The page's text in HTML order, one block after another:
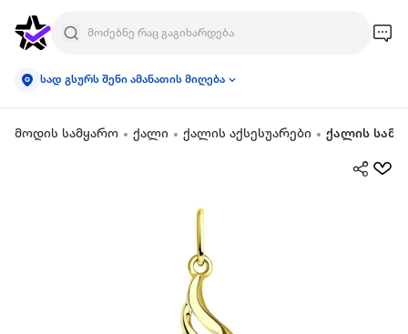
სად გსურს შენი ამანათის მიღება
მოდის სამყარო ქალი ქალის აქსესუარები ქალის